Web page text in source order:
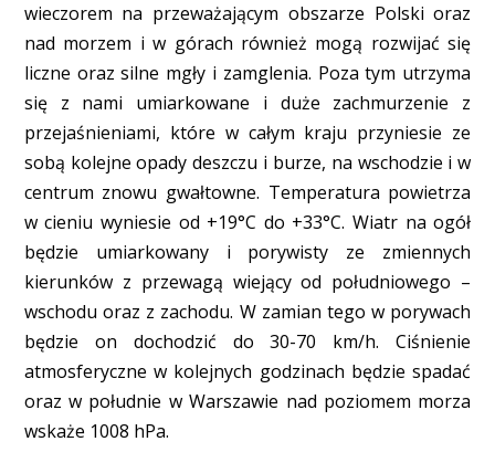
wieczorem na przeważającym obszarze Polski oraz
nad morzem i w górach również mogą rozwijać się
liczne oraz silne mgły i zamglenia. Poza tym utrzyma
się z nami umiarkowane i duże zachmurzenie z
przejaśnieniami, które w całym kraju przyniesie ze
sobą kolejne opady deszczu i burze, na wschodzie i w
centrum znowu gwałtowne. Temperatura powietrza
w cieniu wyniesie od +19°C do +33°C. Wiatr na ogół
będzie umiarkowany i porywisty ze zmiennych
kierunków z przewagą wiejący od południowego –
wschodu oraz z zachodu. W zamian tego w porywach
będzie on dochodzić do 30-70 km/h. Ciśnienie
atmosferyczne w kolejnych godzinach będzie spadać
oraz w południe w Warszawie nad poziomem morza
wskaże 1008 hPa.